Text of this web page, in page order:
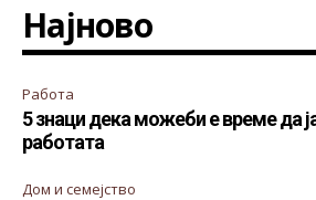
Најново
Работа
5 знаци дека можеби е време да
работата
Дом и семејство